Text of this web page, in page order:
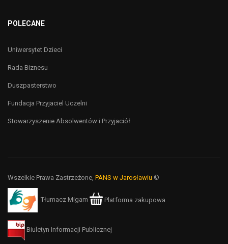
POLECANE
Uniwersytet Dzieci
Rada Biznesu
Duszpasterstwo
Fundacja Przyjaciel Uczelni
Stowarzyszenie Absolwentów i Przyjaciół
Wszelkie Prawa Zastrzeżone, PANS w Jarosławiu ©
Tłumacz Migam Platforma zakupowa
Biuletyn Informacji Publicznej